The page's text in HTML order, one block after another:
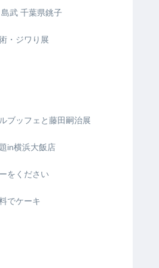
武 千葉県銚子
・ジワり展
ブッフェと藤田嗣治展
in横浜大飯店
をください
でケーキ